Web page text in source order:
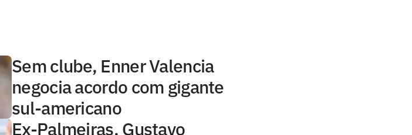
Sem clube, Enner Valencia
negocia acordo com gigante
sul-americano
Ex-Palmeiras, Gustavo